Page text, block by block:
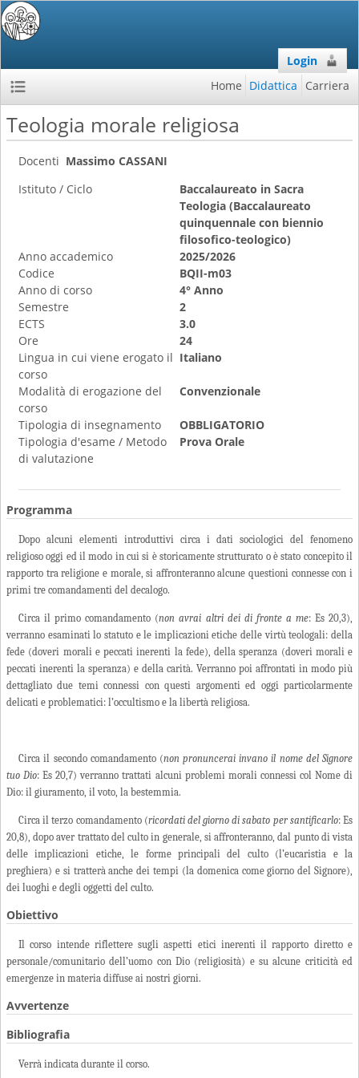
Login
Home Didattica Carriera
Teologia morale religiosa
Docenti Massimo CASSANI
Istituto / Ciclo
Baccalaureato in Sacra
Teologia (Baccalaureato
quinquennale con biennio
filosofico-teologico)
Anno accademico
2025/2026
Codice
BQII-m03
Anno di corso
4° Anno
Semestre
2
ECTS
3.0
Ore
24
Lingua in cui viene erogato il
corso
Italiano
Modalità di erogazione del
corso
Convenzionale
Tipologia di insegnamento
OBBLIGATORIO
Tipologia d'esame / Metodo
di valutazione
Prova Orale
Programma
Dopo alcuni elementi introduttivi circa i dati sociologici del fenomeno
religioso oggi ed il modo in cui si è storicamente strutturato o è stato concepito il
rapporto tra religione e morale, si affronteranno alcune questioni connesse con i
primi tre comandamenti del decalogo.
Circa il primo comandamento (non avrai altri dei di fronte a me: Es 20,3),
verranno esaminati lo statuto e le implicazioni etiche delle virtù teologali: della
fede (doveri morali e peccati inerenti la fede), della speranza (doveri morali e
peccati inerenti la speranza) e della carità. Verranno poi affrontati in modo più
dettagliato due temi connessi con questi argomenti ed oggi particolarmente
delicati e problematici: l’occultismo e la libertà religiosa.
Circa il secondo comandamento (non pronuncerai invano il nome del Signore
tuo Dio: Es 20,7) verranno trattati alcuni problemi morali connessi col Nome di
Dio: il giuramento, il voto, la bestemmia.
Circa il terzo comandamento (ricordati del giorno di sabato per santificarlo: Es
20,8), dopo aver trattato del culto in generale, si affronteranno, dal punto di vista
delle implicazioni etiche, le forme principali del culto (l’eucaristia e la
preghiera) e si tratterà anche dei tempi (la domenica come giorno del Signore),
dei luoghi e degli oggetti del culto.
Obiettivo
Il corso intende riflettere sugli aspetti etici inerenti il rapporto diretto e
personale/comunitario dell’uomo con Dio (religiosità) e su alcune criticità ed
emergenze in materia diffuse ai nostri giorni.
Avvertenze
Bibliografia
Verrà indicata durante il corso.